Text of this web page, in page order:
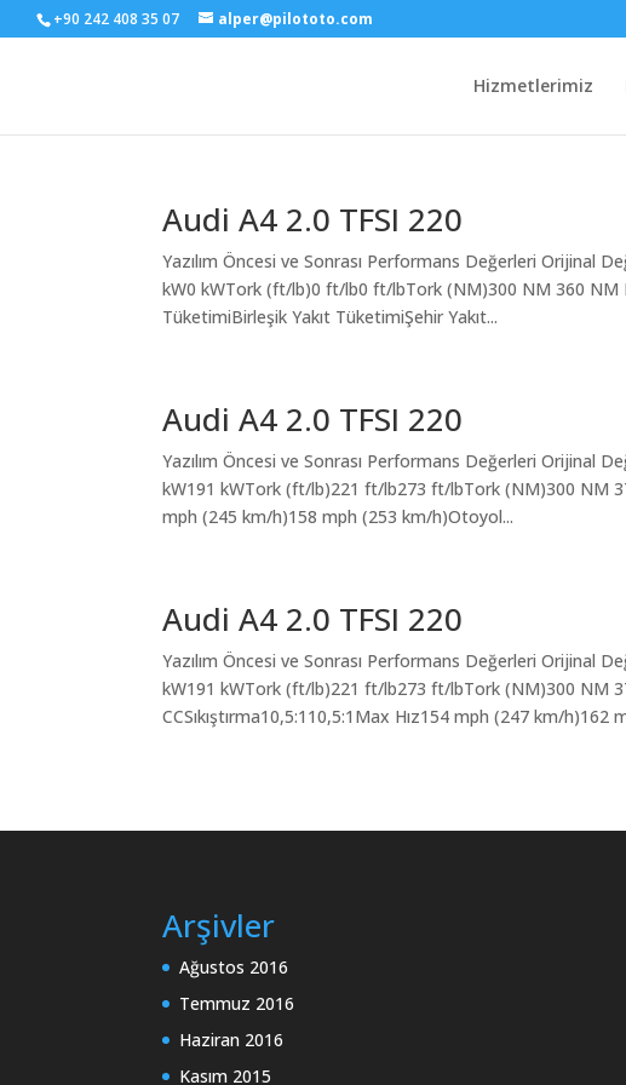
+90 242 408 35 07 alper@pilototo.com
Hizmetlerimiz
Audi A4 2.0 TFSI 220
Yazılım Öncesi ve Sonrası Performans Değerleri Orijinal
kW0 kWTork (ft/lb)0 ft/lb0 ft/lbTork (NM)300 NM 360 NM
TüketimiBirleşik Yakıt TüketimiŞehir Yakıt...
Audi A4 2.0 TFSI 220
Yazılım Öncesi ve Sonrası Performans Değerleri Orijinal
kW191 kWTork (ft/lb)221 ft/lb273 ft/lbTork (NM)300 NM
mph (245 km/h)158 mph (253 km/h)Otoyol...
Audi A4 2.0 TFSI 220
Yazılım Öncesi ve Sonrası Performans Değerleri Orijinal
kW191 kWTork (ft/lb)221 ft/lb273 ft/lbTork (NM)300 NM
CCSıkıştırma10,5:110,5:1Max Hız154 mph (247 km/h)162
Arşivler
Ağustos 2016
Temmuz 2016
Haziran 2016
Kasım 2015